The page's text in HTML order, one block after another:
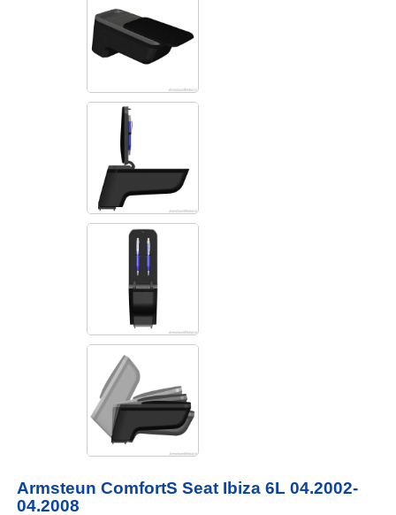
Armsteun ComfortS Seat Ibiza 6L 04.2002-
04.2008